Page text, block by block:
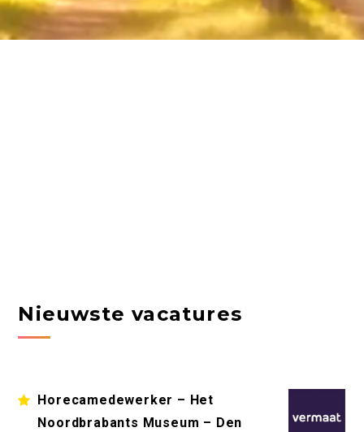
Nieuwste vacatures
Horecamedewerker – Het
Noordbrabants Museum – Den